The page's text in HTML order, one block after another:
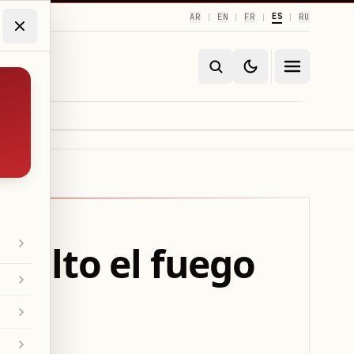
AR | EN | FR | ES | RU
alto el fuego